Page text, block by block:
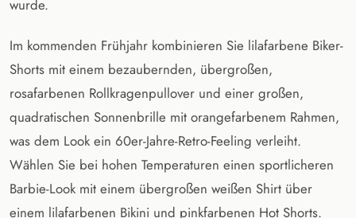
wurde.
Im kommenden Frühjahr kombinieren Sie lilafarbene Biker-
Shorts mit einem bezaubernden, übergroßen,
rosafarbenen Rollkragenpullover und einer großen,
quadratischen Sonnenbrille mit orangefarbenem Rahmen,
was dem Look ein 60er-Jahre-Retro-Feeling verleiht.
Wählen Sie bei hohen Temperaturen einen sportlicheren
Barbie-Look mit einem übergroßen weißen Shirt über
einem lilafarbenen Bikini und pinkfarbenen Hot Shorts.